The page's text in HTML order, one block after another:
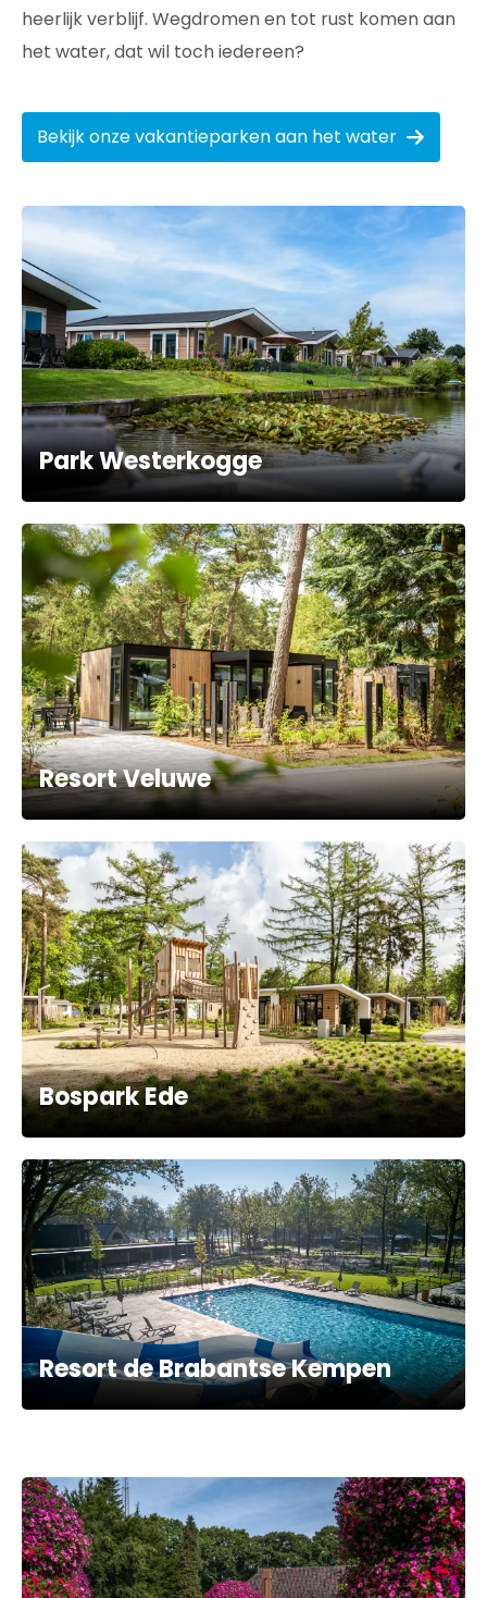
heerlijk verblijf. Wegdromen en tot rust komen aan
het water, dat wil toch iedereen?
Bekijk onze vakantieparken aan het water
Park Westerkogge
Resort Veluwe
Bospark Ede
Resort de Brabantse Kempen